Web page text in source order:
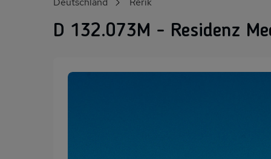
Polnische Ostsee
D 132.073M - Residenz